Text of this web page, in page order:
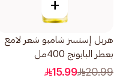
+
هربل إسنسز شامبو شعر لامع
بعطر البابونج 400مل
20.99
15.99